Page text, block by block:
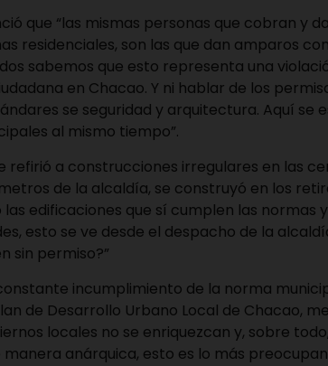
que “las mismas personas que cobran y
residenciales, son las que dan amparos
sabemos que esto representa una
en Chacao. Y ni hablar de los
se seguridad y arquitectura. Aquí se
al mismo tiempo”.
refirió a construcciones irregulares en las
de la alcaldía, se construyó en los
edificaciones que sí cumplen las normas
esto se ve desde el despacho de la
sin permiso?”
incumplimiento de la norma
de Desarrollo Urbano Local de Chacao,
locales no se enriquezcan y, sobre
anárquica, esto es lo más